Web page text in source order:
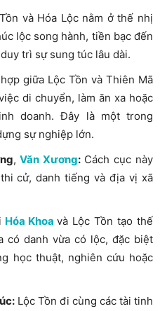
và Hóa Lộc nằm ở thế nhị
lộc song hành, tiền bạc đến
trì sự sung túc lâu dài.
giữa Lộc Tồn và Thiên Mã
di chuyển, làm ăn xa hoặc
doanh. Đây là một trong
sự nghiệp lớn.
, Văn Xương: Cách cục này
cử, danh tiếng và địa vị xã
Hóa Khoa và Lộc Tồn tạo thế
có danh vừa có lộc, đặc biệt
học thuật, nghiên cứu hoặc
Lộc Tồn đi cùng các tài tinh